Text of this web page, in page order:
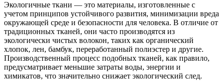
Экологичные ткани — это материалы, изготовленные с
учетом принципов устойчивого развития, минимизации вреда
окружающей среде и безопасности для человека. В отличие от
традиционных тканей, они часто производятся из
экологически чистых волокон, таких как органический
хлопок, лен, бамбук, переработанный полиэстер и другие.
Производственный процесс подобных тканей, как правило,
предусматривает меньшие затраты воды, энергии и
химикатов, что значительно снижает экологический след.